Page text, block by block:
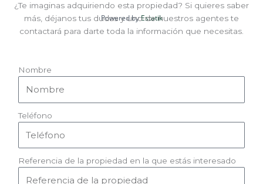
Dispone de:
✔2 baños
✔ Excelente visibilidad y ubicación estratégica
Powered byEstatik
¿Te imaginas adquiriendo esta propiedad? Si quieres saber
más, déjanos tus dudas y uno de nuestros agentes te
contactará para darte toda la información que necesitas.
Nombre
Teléfono
Referencia de la propiedad en la que estás interesado